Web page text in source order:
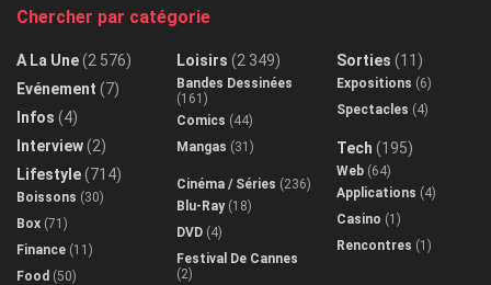
Chercher par catégorie
A La Une(2 576)
Evénement (7)
Infos (4)
Interview(2)
Lifestyle(714)
Boissons (30)
Box (71)
Finance (11)
Food (50)
Loisirs (2 349)
Bandes Dessinées
(161)
Comics (44)
Mangas (31)
Cinéma / Séries (236)
Blu-Ray(18)
DVD (4)
Festival De Cannes
(2)
Sorties (11)
Expositions (6)
Spectacles (4)
Tech (195)
Web (64)
Applications (4)
Casino (1)
Rencontres (1)